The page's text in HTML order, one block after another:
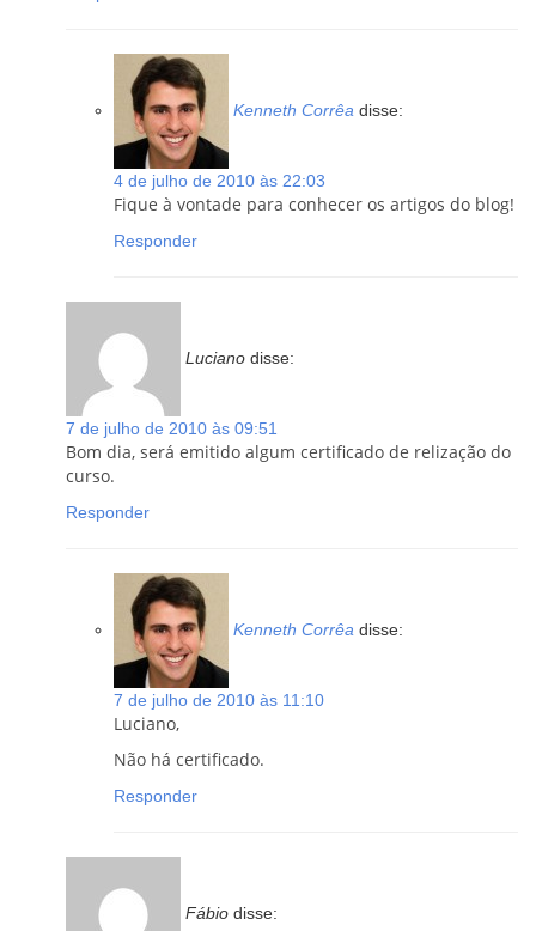
Kenneth Corrêa disse:
4 de julho de 2010 às 22:03
Fique à vontade para conhecer os artigos do blog!
Responder
Luciano disse:
7 de julho de 2010 às 09:51
Bom dia, será emitido algum certificado de relização do
curso.
Responder
Kenneth Corrêa disse:
7 de julho de 2010 às 11:10
Luciano,
Não há certificado.
Responder
Fábio disse: